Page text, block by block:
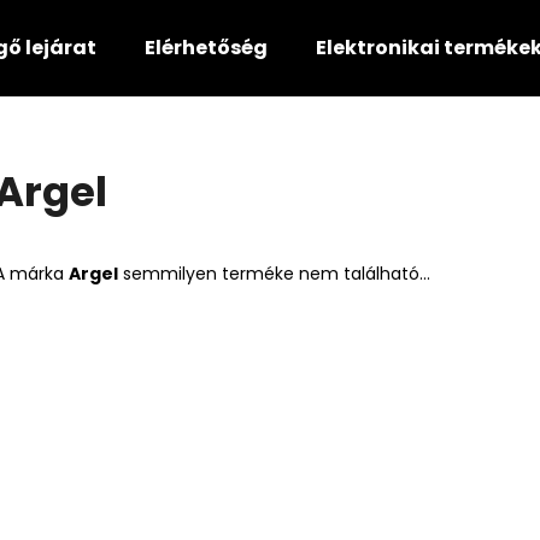
lejárat Elérhetőség Elektronikai
márka Argel semmilyen terméke nem található...